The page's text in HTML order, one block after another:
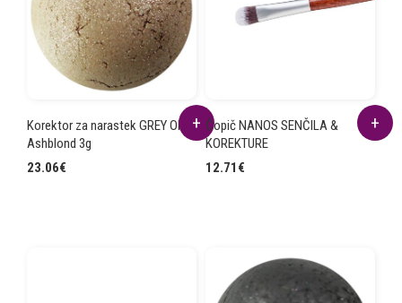
Korektor za narastek GREY OFF
Ashblond 3g
23.06€
Čopič NANOS SENČILA &
KOREKTURE
12.71 €